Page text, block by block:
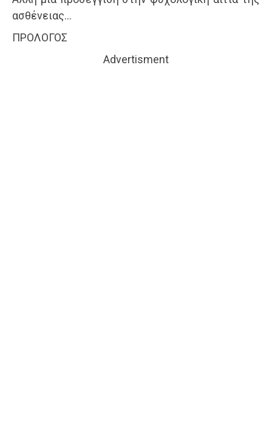
ασθένειας…
ΠΡΟΛΟΓΟΣ
Advertisment